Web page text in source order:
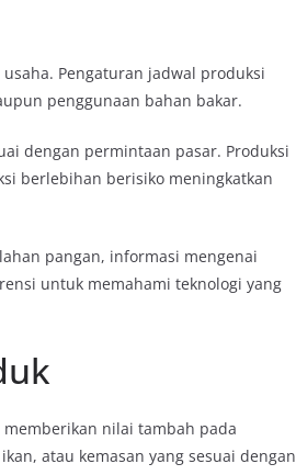
Pengaturan jadwal produksi
penggunaan bahan bakar.
dengan permintaan pasar. Produksi
berlebihan berisiko meningkatkan
pangan, informasi mengenai
untuk memahami teknologi yang
nilai tambah pada
atau kemasan yang sesuai dengan